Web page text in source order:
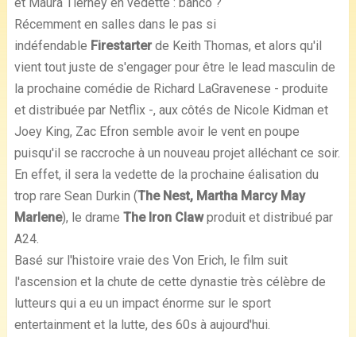
Récemment en salles dans le pas si
indéfendable Firestarterde Keith Thomas, et alors qu'il
vient tout juste de s'engager pour être le lead masculin de
la prochaine comédie de Richard LaGravenese - produite
et distribuée par Netflix -, aux côtés de Nicole Kidman et
Joey King, Zac Efron semble avoir le vent en poupe
puisqu'il se raccroche à un nouveau projet alléchant ce soir.
En effet, il sera la vedette de la prochaine éalisation du
trop rare Sean Durkin (The Nest, Martha Marcy May
Marlene), le drame The Iron Clawproduit et distribué par
A24.
Basé sur l'histoire vraie des Von Erich, le film suit
l'ascension et la chute de cette dynastie très célèbre de
lutteurs qui a eu un impact énorme sur le sport
entertainment et la lutte, des 60s à aujourd'hui.